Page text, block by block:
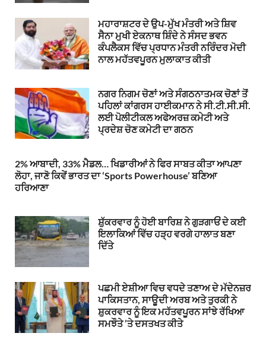
ਮਹਾਰਾਸ਼ਟਰ ਦੇ ਉਪ-ਮੁੱਖ ਮੰਤਰੀ ਅਤੇ ਸ਼ਿਵ
ਸੈਨਾ ਮੁਖੀ ਏਕਨਾਥ ਸ਼ਿੰਦੇ ਨੇ ਸੰਸਦ ਭਵਨ
ਕੰਪਲੈਕਸ ਵਿੱਚ ਪ੍ਰਧਾਨ ਮੰਤਰੀ ਨਰਿੰਦਰ ਮੋਦੀ
ਨਾਲ ਮਹੱਤਵਪੂਰਨ ਮੁਲਾਕਾਤ ਕੀਤੀ
ਨਗਰ ਨਿਗਮ ਚੋਣਾਂ ਅਤੇ ਸੰਗਠਨਾਤਮਕ ਚੋਣਾਂ ਤੋਂ
ਪਹਿਲਾਂ ਕਾਂਗਰਸ ਹਾਈਕਮਾਨ ਨੇ ਸੀ.ਟੀ.ਸੀ.ਸੀ.
ਲਈ ਪੋਲੀਟੀਕਲ ਅਫੇਅਰਜ਼ ਕਮੇਟੀ ਅਤੇ
ਪ੍ਰਦੇਸ਼ ਚੋਣ ਕਮੇਟੀ ਦਾ ਗਠਨ
2% ਆਬਾਦੀ, 33% ਮੈਡਲ… ਖਿਡਾਰੀਆਂ ਨੇ ਫਿਰ ਸਾਬਤ ਕੀਤਾ ਆਪਣਾ
ਲੋਹਾ, ਜਾਣੋ ਕਿਵੇਂ ਭਾਰਤ ਦਾ ‘Sports Powerhouse’ ਬਣਿਆ
ਹਰਿਆਣਾ
ਸ਼ੁੱਕਰਵਾਰ ਨੂੰ ਹੋਈ ਬਾਰਿਸ਼ ਨੇ ਗੁੜਗਾਓਂ ਦੇ ਕਈ
ਇਲਾਕਿਆਂ ਵਿੱਚ ਹੜ੍ਹ ਵਰਗੇ ਹਾਲਾਤ ਬਣਾ
ਦਿੱਤੇ
ਪਛਮੀ ਏਸ਼ੀਆ ਵਿਚ ਵਧਦੇ ਤਣਾਅ ਦੇ ਮੱਦੇਨਜ਼ਰ
ਪਾਕਿਸਤਾਨ, ਸਾਊਦੀ ਅਰਬ ਅਤੇ ਤੁਰਕੀ ਨੇ
ਸ਼ੁਕਰਵਾਰ ਨੂੰ ਇਕ ਮਹੱਤਵਪੂਰਨ ਸਾਂਝੇ ਰੱਖਿਆ
ਸਮਝੌਤੇ ’ਤੇ ਦਸਤਖਤ ਕੀਤੇ